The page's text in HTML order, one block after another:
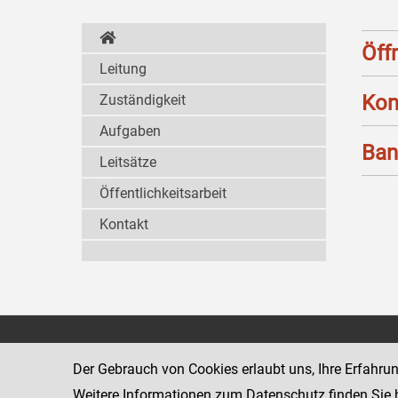
Leitung
Zuständigkeit
Aufgaben
Leitsätze
Öffentlichkeitsarbeit
Kontakt
www.justiz.gv.at/stak
Der Gebrauch von Cookies erlaubt uns, Ihre